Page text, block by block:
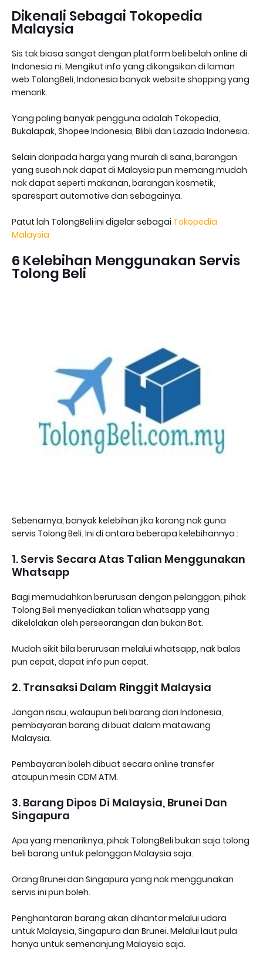
Dikenali Sebagai Tokopedia
Malaysia
Sis tak biasa sangat dengan platform beli belah online di
Indonesia ni. Mengikut info yang dikongsikan di laman
web TolongBeli, Indonesia banyak website shopping yang
menarik.
Yang paling banyak pengguna adalah Tokopedia,
Bukalapak, Shopee Indonesia, Blibli dan Lazada Indonesia.
Selain daripada harga yang murah di sana, barangan
yang susah nak dapat di Malaysia pun memang mudah
nak dapat seperti makanan, barangan kosmetik,
sparespart automotive dan sebagainya.
Patut lah TolongBeli ini digelar sebagai Tokopedia
Malaysia
6 Kelebihan Menggunakan Servis
Tolong Beli
Sebenarnya, banyak kelebihan jika korang nak guna
servis Tolong Beli. Ini di antara beberapa kelebihannya :
1. Servis Secara Atas Talian Menggunakan
Whatsapp
Bagi memudahkan berurusan dengan pelanggan, pihak
Tolong Beli menyediakan talian whatsapp yang
dikelolakan oleh perseorangan dan bukan Bot.
Mudah sikit bila berurusan melalui whatsapp, nak balas
pun cepat, dapat info pun cepat.
2. Transaksi Dalam Ringgit Malaysia
Jangan risau, walaupun beli barang dari Indonesia,
pembayaran barang di buat dalam matawang
Malaysia.
Pembayaran boleh dibuat secara online transfer
ataupun mesin CDM ATM.
3. Barang Dipos Di Malaysia, Brunei Dan
Singapura
Apa yang menariknya, pihak TolongBeli bukan saja tolong
beli barang untuk pelanggan Malaysia saja.
Orang Brunei dan Singapura yang nak menggunakan
servis ini pun boleh.
Penghantaran barang akan dihantar melalui udara
untuk Malaysia, Singapura dan Brunei. Melalui laut pula
hanya untuk semenanjung Malaysia saja.